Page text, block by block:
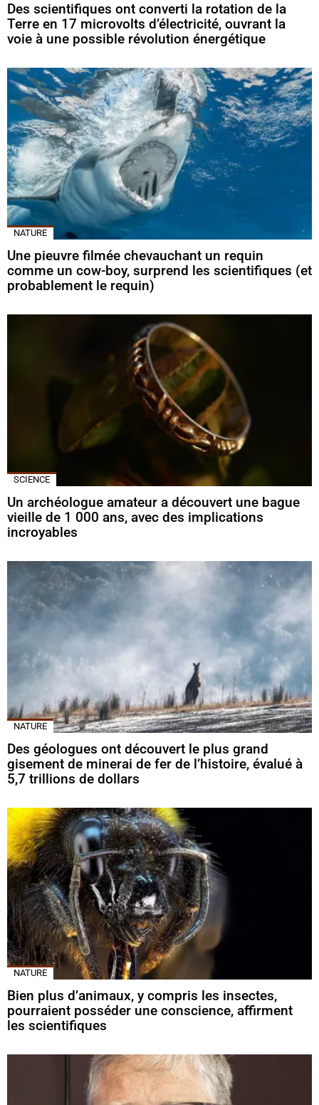
Des scientifiques ont converti la rotation de la
Terre en 17 microvolts d’électricité, ouvrant la
voie à une possible révolution énergétique
NATURE
Une pieuvre filmée chevauchant un requin
comme un cow-boy, surprend les scientifiques (et
probablement le requin)
SCIENCE
Un archéologue amateur a découvert une bague
vieille de 1 000 ans, avec des implications
incroyables
NATURE
Des géologues ont découvert le plus grand
gisement de minerai de fer de l’histoire, évalué à
5,7 trillions de dollars
NATURE
Bien plus d’animaux, y compris les insectes,
pourraient posséder une conscience, affirment
les scientifiques